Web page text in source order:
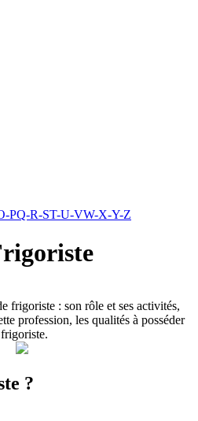
PQ-R-ST-U-VW-X-Y-Z
frigoriste : son rôle et ses activités,
profession, les qualités à posséder
?